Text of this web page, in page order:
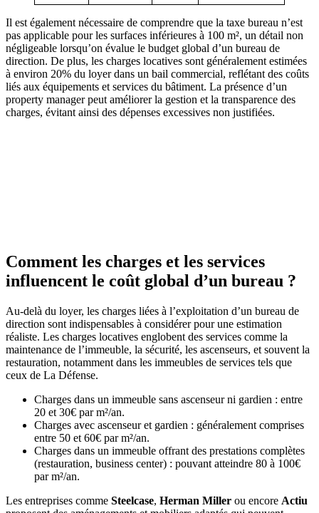
Il est également nécessaire de comprendre que la taxe bureau n’est
pas applicable pour les surfaces inférieures à 100 m², un détail non
négligeable lorsqu’on évalue le budget global d’un bureau de
direction. De plus, les charges locatives sont généralement estimées
à environ 20% du loyer dans un bail commercial, reflétant des coûts
liés aux équipements et services du bâtiment. La présence d’un
property manager peut améliorer la gestion et la transparence des
charges, évitant ainsi des dépenses excessives non justifiées.
Comment les charges et les services
influencent le coût global d’un bureau ?
Au-delà du loyer, les charges liées à l’exploitation d’un bureau de
direction sont indispensables à considérer pour une estimation
réaliste. Les charges locatives englobent des services comme la
maintenance de l’immeuble, la sécurité, les ascenseurs, et souvent la
restauration, notamment dans les immeubles de services tels que
ceux de La Défense.
Charges dans un immeuble sans ascenseur ni gardien : entre
20 et 30€ par m²/an.
Charges avec ascenseur et gardien : généralement comprises
entre 50 et 60€ par m²/an.
Charges dans un immeuble offrant des prestations complètes
(restauration, business center) : pouvant atteindre 80 à 100€
par m²/an.
Les entreprises comme Steelcase, Herman Miller ou encore Actiu